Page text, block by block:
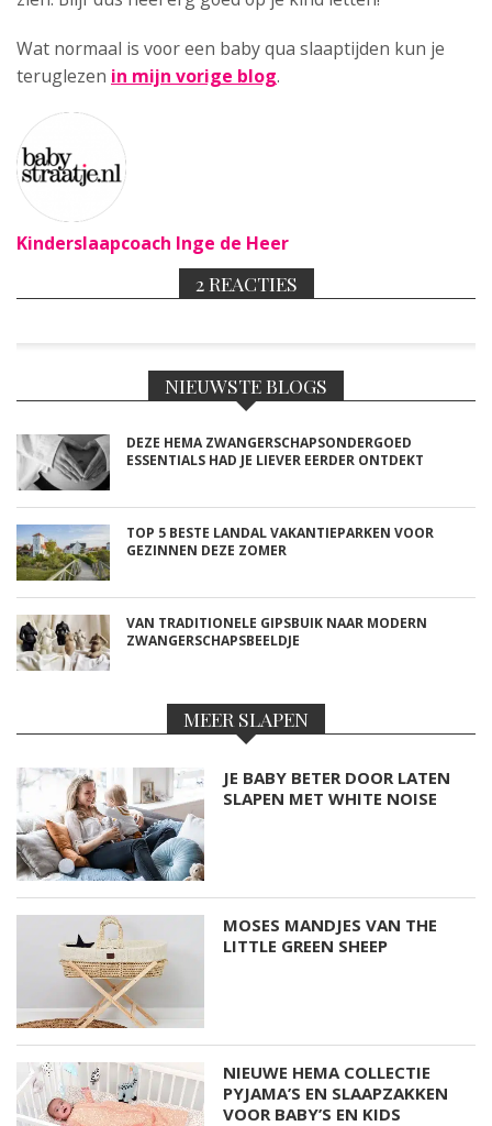
Wat normaal is voor een baby qua slaaptijden kun je
teruglezen in mijn vorige blog.
Kinderslaapcoach Inge de Heer
2 REACTIES
NIEUWSTE BLOGS
DEZE HEMA ZWANGERSCHAPSONDERGOED
ESSENTIALS HAD JE LIEVER EERDER ONTDEKT
TOP 5 BESTE LANDAL VAKANTIEPARKEN VOOR
GEZINNEN DEZE ZOMER
VAN TRADITIONELE GIPSBUIK NAAR MODERN
ZWANGERSCHAPSBEELDJE
MEER SLAPEN
JE BABY BETER DOOR LATEN
SLAPEN MET WHITE NOISE
MOSES MANDJES VAN THE
LITTLE GREEN SHEEP
NIEUWE HEMA COLLECTIE
PYJAMA’S EN SLAAPZAKKEN
VOOR BABY’S EN KIDS